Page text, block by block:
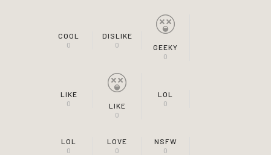
COOL
0
DISLIKE
0
GEEKY
0
LIKE
0
LIKE
0
LOL
0
LOL
0
LOVE
0
NSFW
0